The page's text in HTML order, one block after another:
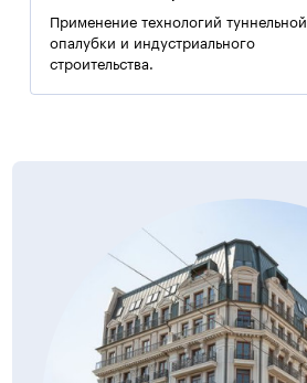
Применение технологий туннельной
опалубки и индустриального
строительства.